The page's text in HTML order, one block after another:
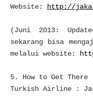
Website:
http://
(Juni 2013:
sekarang bisa
melalui website:
5. How to Get There
Turkish Airline :